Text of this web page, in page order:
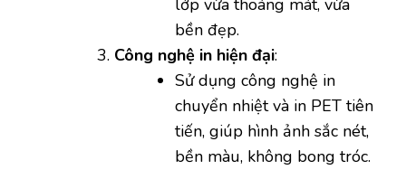
lớp vừa thoáng mát, vừa
bền đẹp.
Công nghệ in hiện đại:
Sử dụng công nghệ in
chuyển nhiệt và in PET tiên
tiến, giúp hình ảnh sắc nét,
bền màu, không bong tróc.